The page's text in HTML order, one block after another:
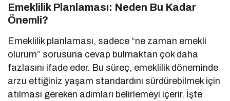
Emeklilik Planlaması: Neden Bu Kadar
Önemli?
Emeklilik planlaması, sadece “ne zaman emekli
olurum” sorusuna cevap bulmaktan çok daha
fazlasını ifade eder. Bu süreç, emeklilik döneminde
arzu ettiğiniz yaşam standardını sürdürebilmek için
atılması gereken adımları belirlemeyi içerir. İşte